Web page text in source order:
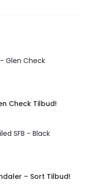
Check Tilbud!
– Sort Tilbud!